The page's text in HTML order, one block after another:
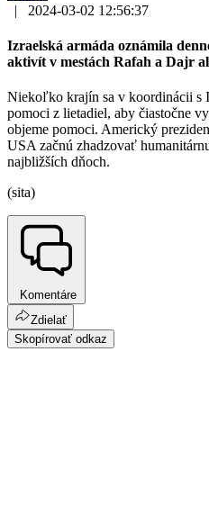
|
2024-03-02 12:56:37
Izraelská armáda oznámila
aktivít v mestách Rafah a Dajr
Niekoľko krajín sa v koordinácii s
pomoci z lietadiel, aby čiastočne
objeme pomoci. Americký
USA začnú zhadzovať
najbližších dňoch.
(sita)
Komentáre
Zdielať
Skopírovať odkaz